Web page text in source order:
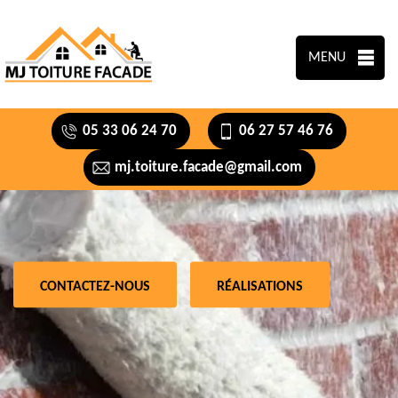
MENU
05 33 06 24 70 06 27 57 46 76
mj.toiture.facade@gmail.com
CONTACTEZ-NOUS RÉALISATIONS